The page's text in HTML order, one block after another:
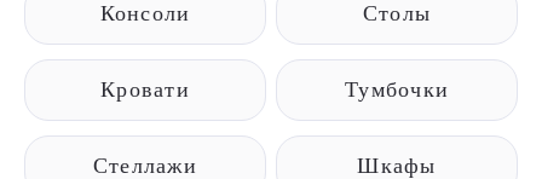
Консоли Столы
Кровати Тумбочки
Стеллажи Шкафы